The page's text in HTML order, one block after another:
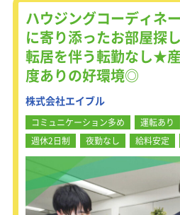
く人事ポジショ
【仕事内容】
選考業務含む採
選考データの分
プロセス立案
採用ブランディ
採用広報、取材
記事の作成
採用・コーポレ
インナーブラン
ハウジングコーディネ
に寄り添ったお部屋探
転居を伴う転勤なし★
度ありの好環境◎
株式会社エイブル
コミュニケーション多め 運転あり
週休2日制
夜勤なし 給料安定